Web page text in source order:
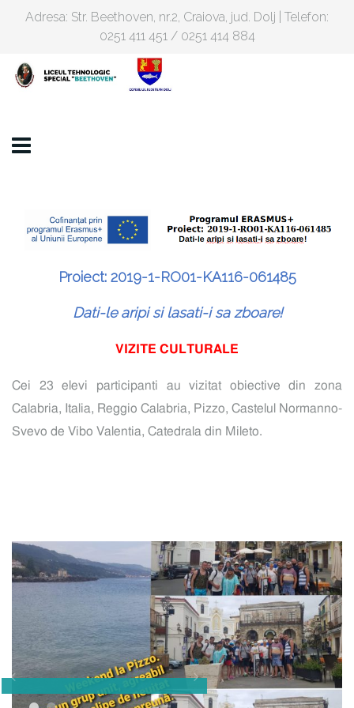
Adresa: Str. Beethoven, nr.2, Craiova, jud. Dolj | Telefon:
0251 411 451 / 0251 414 884
Proiect: 2019-1-RO01-KA116-061485
Dati-le aripi si lasati-i sa zboare!
VIZITE CULTURALE
Cei 23 elevi participanti au vizitat obiective din zona
Calabria, Italia, Reggio Calabria, Pizzo, Castelul Normanno-
Svevo de Vibo Valentia, Catedrala din Mileto.